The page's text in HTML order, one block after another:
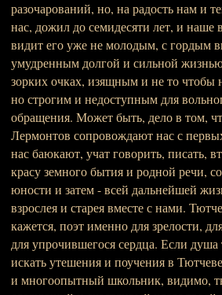
разочарований, но, на радость нам и
нас, дожил до семидесяти лет, и наше
видит его уже не молодым, с гордым
умудренным долгой и сильной
зорких очках, изящным и не то чтобы
но строгим и недоступным для
обращения. Может быть, дело в том,
Лермонтов сопровождают нас с
нас баюкают, учат говорить, писать,
красу земного бытия и родной речи,
юности и затем - всей дальнейшей
взрослея и старея вместе с нами.
кажется, поэт именно для зрелости,
для упрочившегося сердца. Если душа
искать утешения и поучения в
и многоопытный школьник, видимо,